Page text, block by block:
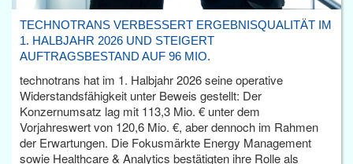
TECHNOTRANS VERBESSERT ERGEBNISQUALITÄT IM
1. HALBJAHR 2026 UND STEIGERT
AUFTRAGSBESTAND AUF 96 MIO.
technotrans hat im 1. Halbjahr 2026 seine operative
Widerstandsfähigkeit unter Beweis gestellt: Der
Konzernumsatz lag mit 113,3 Mio. € unter dem
Vorjahreswert von 120,6 Mio. €, aber dennoch im Rahmen
der Erwartungen. Die Fokusmärkte Energy Management
sowie Healthcare & Analytics bestätigten ihre Rolle als